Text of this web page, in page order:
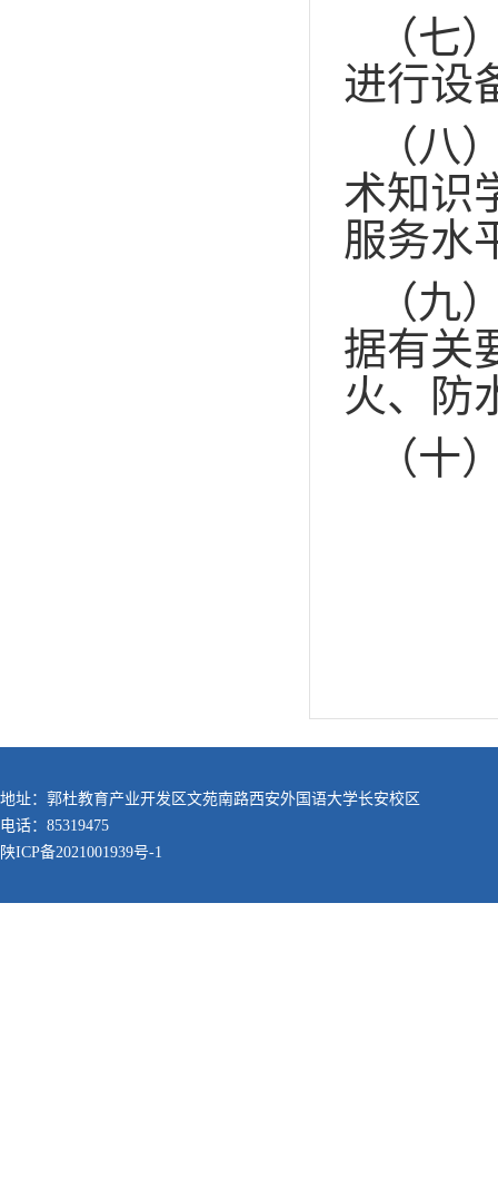
（七
进行设
（八
术知识
服务水
（九
据有关
火、防
（十
地址：郭杜教育产业开发区文苑南路西安外国语大学长安校区
电话：85319475
陕ICP备2021001939号-1